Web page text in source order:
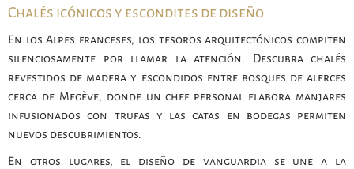
Chalés icónicos y escondites de diseño
En los Alpes franceses, los tesoros arquitectónicos compiten
silenciosamente por llamar la atención. Descubra chalés
revestidos de madera y escondidos entre bosques de alerces
cerca de Megève, donde un chef personal elabora manjares
infusionados con trufas y las catas en bodegas permiten
nuevos descubrimientos.
En otros lugares, el diseño de vanguardia se une a la